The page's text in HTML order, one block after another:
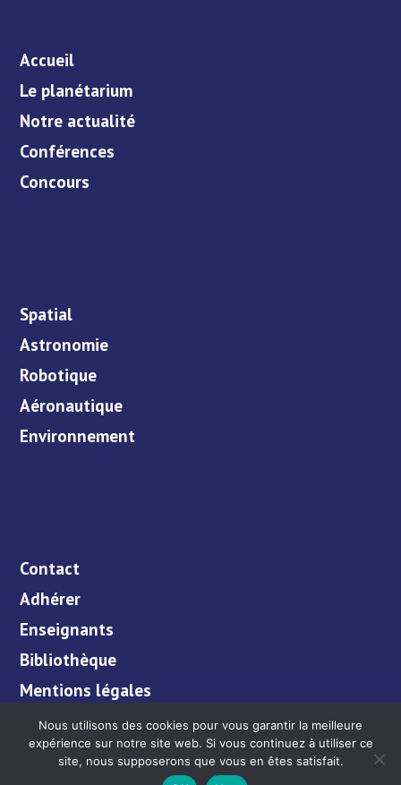
Accueil
Le planétarium
Notre actualité
Conférences
Concours
Spatial
Astronomie
Robotique
Aéronautique
Environnement
Contact
Adhérer
Enseignants
Bibliothèque
Mentions légales
Nous utilisons des cookies pour vous garantir la meilleure
expérience sur notre site web. Si vous continuez à utiliser ce
site, nous supposerons que vous en êtes satisfait.